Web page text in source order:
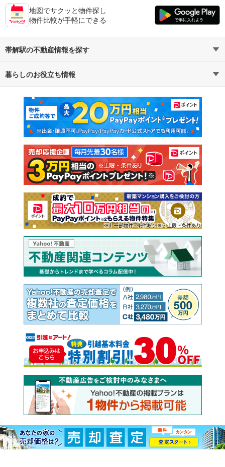
地図でサクッと物件探し
物件比較が手軽にできる
帯解駅の不動産情報を探す
不動産・住宅
新築マンション 中古マンション
新築一戸建て 中古一戸建て
注文住宅 土地
売却査定
暮らしのお役立ち情報
マンションカタログ 教えて！住まいの先生